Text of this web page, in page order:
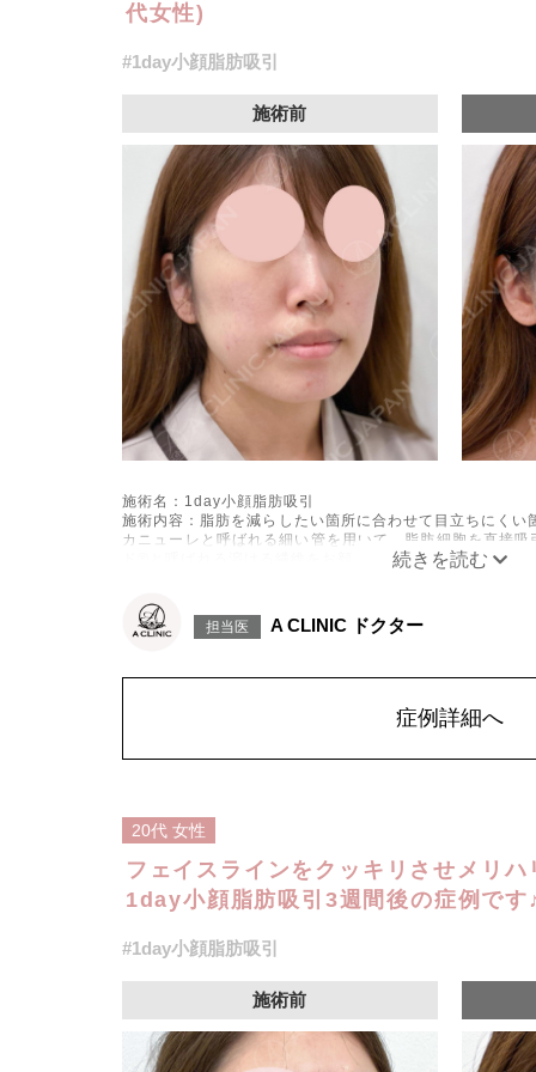
代女性)
#1day小顔脂肪吸引
施術前
施術名：1day小顔脂肪吸引
施術内容：脂肪を減らしたい箇所に合わせて目立ちにく
カニューレと呼ばれる細い管を用いて、脂肪細胞を直接
ド®と呼ばれる溶ける繊維をお顔の目立たない部分から
リスク、副作用：赤み、熱感、痛み、しびれ、むくみ、
に生じることがございます。また、稀に貧血、細菌感染
顔の脂肪吸引箇所の追加 1ヶ所ごと+162,800円(税込)
担当医 A CLINIC ドクター
症例詳細へ
20代 女性
フェイスラインをクッキリさせメリ
1day小顔脂肪吸引3週間後の症例で
#1day小顔脂肪吸引
施術前